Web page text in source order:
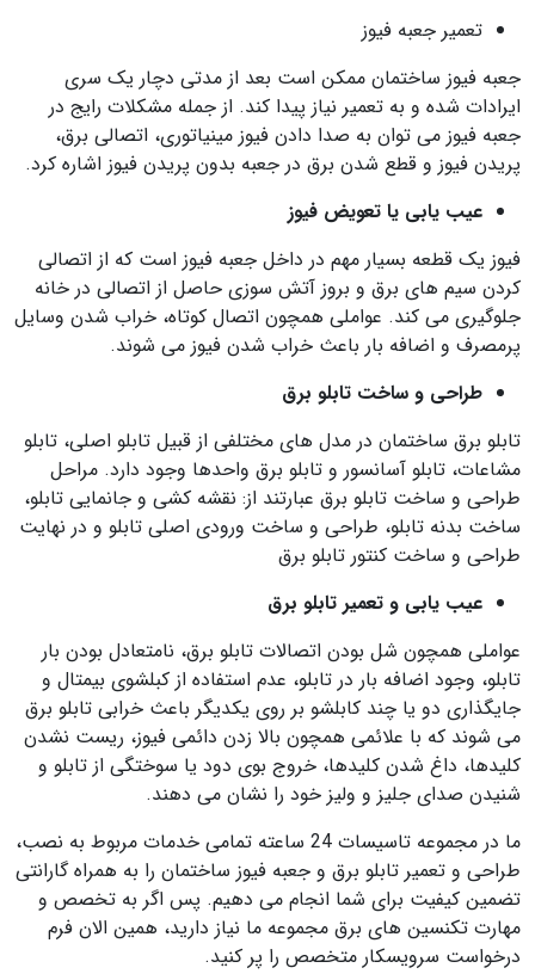
تعمیر جعبه فیوز
جعبه فیوز ساختمان ممکن است بعد از مدتی دچار یک سری
ایرادات شده و به تعمیر نیاز پیدا کند. از جمله مشکلات رایج در
جعبه فیوز می توان به صدا دادن فیوز مینیاتوری، اتصالی برق،
پریدن فیوز و قطع شدن برق در جعبه بدون پریدن فیوز اشاره کرد.
عیب یابی یا تعویض فیوز
فیوز یک قطعه بسیار مهم در داخل جعبه فیوز است که از اتصالی
کردن سیم های برق و بروز آتش سوزی حاصل از اتصالی در خانه
جلوگیری می کند. عواملی همچون اتصال کوتاه، خراب شدن وسایل
پرمصرف و اضافه بار باعث خراب شدن فیوز می شوند.
طراحی و ساخت تابلو برق
تابلو برق ساختمان در مدل های مختلفی از قبیل تابلو اصلی، تابلو
مشاعات، تابلو آسانسور و تابلو برق واحدها وجود دارد. مراحل
طراحی و ساخت تابلو برق عبارتند از: نقشه کشی و جانمایی تابلو،
ساخت بدنه تابلو، طراحی و ساخت ورودی اصلی تابلو و در نهایت
طراحی و ساخت کنتور تابلو برق
عیب یابی و تعمیر تابلو برق
عواملی همچون شل بودن اتصالات تابلو برق، نامتعادل بودن بار
تابلو، وجود اضافه بار در تابلو، عدم استفاده از کبلشوی بیمتال و
جایگذاری دو یا چند کابلشو بر روی یکدیگر باعث خرابی تابلو برق
می شوند که با علائمی همچون بالا زدن دائمی فیوز، ریست نشدن
کلیدها، داغ شدن کلیدها، خروج بوی دود یا سوختگی از تابلو و
شنیدن صدای جلیز و ولیز خود را نشان می دهند.
ما در مجموعه تاسیسات 24 ساعته تمامی خدمات مربوط به نصب،
طراحی و تعمیر تابلو برق و جعبه فیوز ساختمان را به همراه گارانتی
تضمین کیفیت برای شما انجام می دهیم. پس اگر به تخصص و
مهارت تکنسین های برق مجموعه ما نیاز دارید، همین الان فرم
درخواست سرویسکار متخصص را پر کنید.